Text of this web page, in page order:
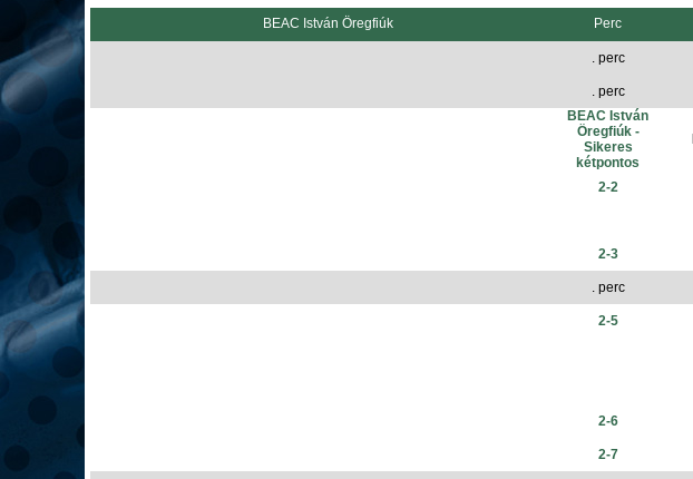
BEAC István Öregfiúk Perc
. perc
. perc
BEAC István
Öregfiúk -
Sikeres
kétpontos
2-2
2-3
. perc
2-5
2-6
2-7